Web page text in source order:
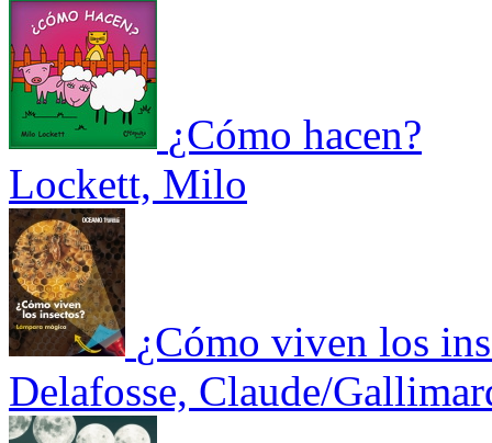
¿Cómo hacen?
Lockett, Milo
¿Cómo viven los
Delafosse, Claude/